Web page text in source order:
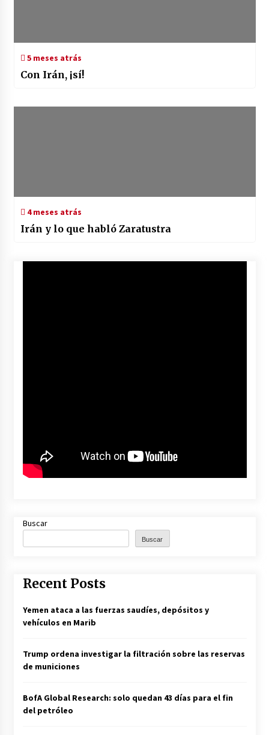
5 meses atrás
Con Irán, ¡sí!
4 meses atrás
Irán y lo que habló Zaratustra
Buscar
Buscar
Recent Posts
Yemen ataca a las fuerzas saudíes, depósitos y
vehículos en Marib
Trump ordena investigar la filtración sobre las reservas
de municiones
BofA Global Research: solo quedan 43 días para el fin
del petróleo